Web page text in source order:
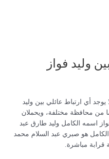
وليد فواز
أي ارتباط عائلي بين وليد
من محافظة مختلفة، ويحملان
اسمه الكامل وليد طارق عبد
الكامل هو صبري عبد السلام محمد
قرابة مباشرة.